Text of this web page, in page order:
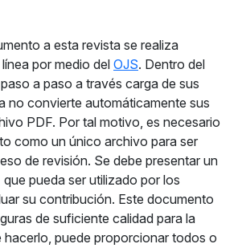
a esta revista se realiza
por medio del OJS. Dentro del
a paso a través carga de sus
no convierte automáticamente sus
PDF. Por tal motivo, es necesario
como un único archivo para ser
de revisión. Se debe presentar un
pueda ser utilizado por los
su contribución. Este documento
de suficiente calidad para la
hacerlo, puede proporcionar todos o